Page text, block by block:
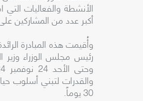
أكبر عدد من المشاركين
وأُقيمت هذه المبادرة
30 يوماً.